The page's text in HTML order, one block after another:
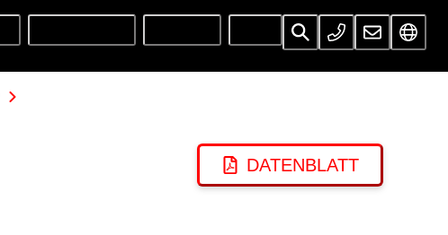
DATENBLATT